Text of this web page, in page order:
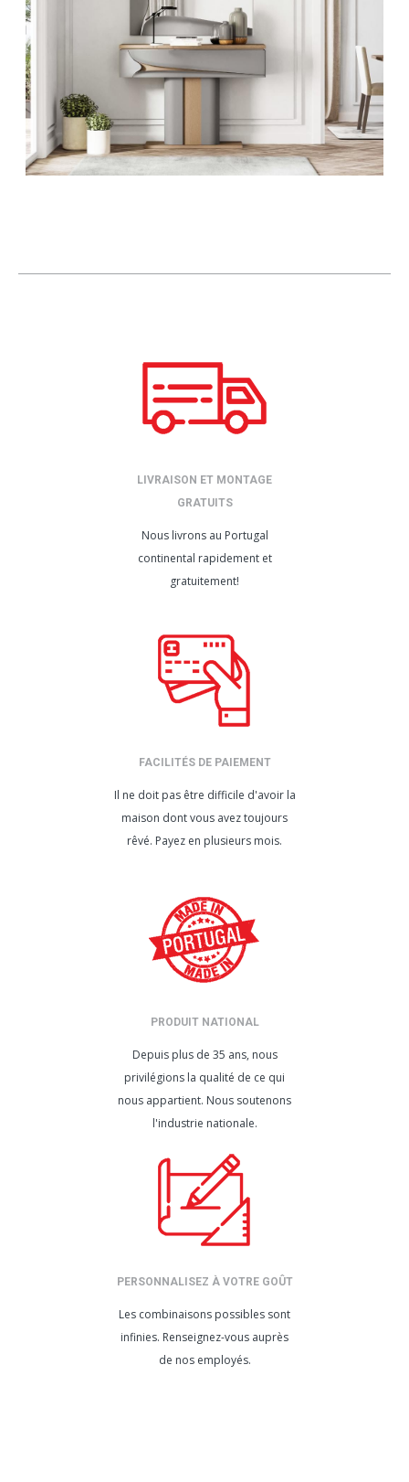
LIVRAISON ET MONTAGE
GRATUITS
Nous livrons au Portugal
continental rapidement et
gratuitement!
FACILITÉS DE PAIEMENT
Il ne doit pas être difficile d'avoir la
maison dont vous avez toujours
rêvé. Payez en plusieurs mois.
PRODUIT NATIONAL
Depuis plus de 35 ans, nous
privilégions la qualité de ce qui
nous appartient. Nous soutenons
l'industrie nationale.
PERSONNALISEZ À VOTRE GOÛT
Les combinaisons possibles sont
infinies. Renseignez-vous auprès
de nos employés.